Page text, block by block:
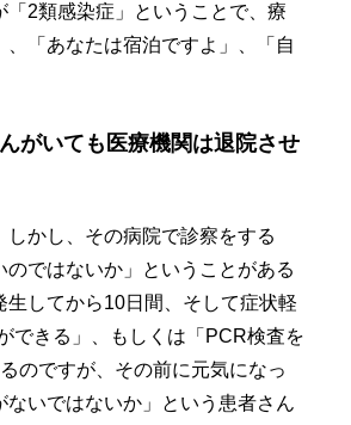
2類感染症」ということで、療
「あなたは宿泊ですよ」、「自
がいても医療機関は退院させ
かし、その病院で診察をする
ではないか」ということがある
してから10日間、そして症状軽
できる」、もしくは「PCR検査を
のですが、その前に元気になっ
いではないか」という患者さん